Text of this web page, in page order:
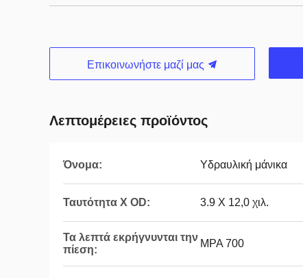
Επικοινωνήστε μαζί μας
Λεπτομέρειες προϊόντος
Όνομα: Υδραυλική μάνικα
Ταυτότητα Χ OD: 3.9 X 12,0 χιλ.
Τα λεπτά εκρήγνυνται την
πίεση:
MPA 700